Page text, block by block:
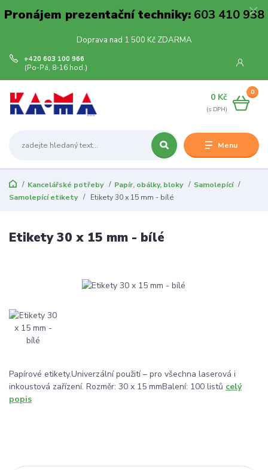
Pronájem prezentační techniky:603 410 938
Doprava nad 1 500 Kč ZDARMA
Menu
+420 603 100 966
(Po-Pá, 8-16 hod.)
0
0 Kč
Kancelářské potřeby Papír, obálky, bloky
Samolepící
Samolepící etikety
Etikety 30 x 15 mm - bílé
Etikety 30 x 15 mm - bílé
Papírové etikety.Univerzální použití – pro všechna laserová i
inkoustová zařízení. Rozměr: 30 x 15 mmBalení: 100 listů celý
popis